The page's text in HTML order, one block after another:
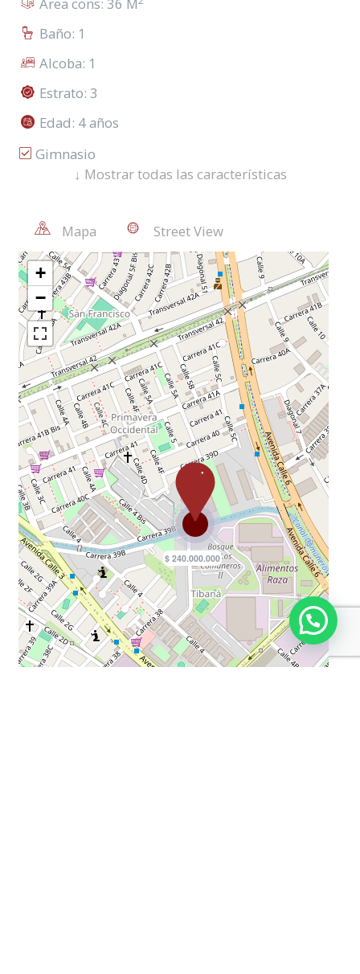
Área cons: 36 M
Baño: 1
Alcoba: 1
Estrato: 3
Edad: 4 años
Gimnasio
Ascensor
Cocina A Gas
En Conjunto Cerrado
Piscina
Calentador
Calentador A Gas
Piso En Madera
Cocina Integral
Closet
Iluminación Natural
Ubicada En Edificio
↓ Mostrar todas las características
Mapa Street View